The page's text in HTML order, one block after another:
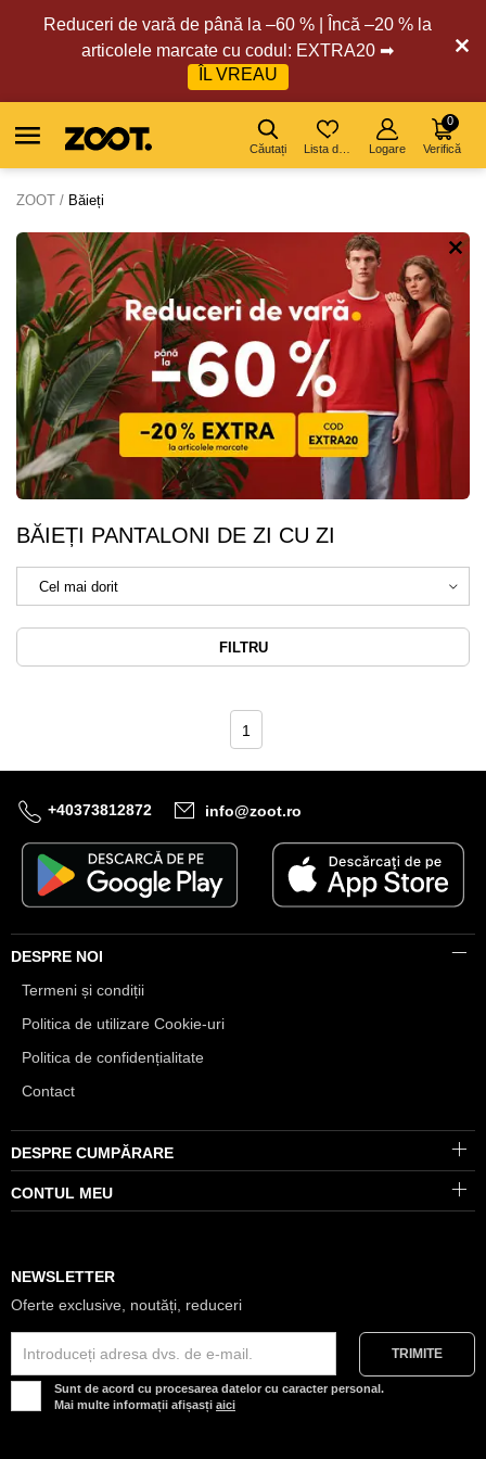
Reduceri de vară de până la –60 % | Încă –20 % la
articolele marcate cu codul: EXTRA20 ➡
ÎL VREAU
Căutați Logare Verifică
0
ZOOT Băieți
BĂIEȚI PANTALONI DE ZI CU ZI
FILTRU
1
+40373812872 info@zoot.ro
DESPRE NOI
Termeni și condiții
Politica de utilizare Cookie-uri
Politica de confidențialitate
Contact
DESPRE CUMPĂRARE
CONTUL MEU
NEWSLETTER
Oferte exclusive, noutăți, reduceri
Sunt de acord cu procesarea datelor cu caracter personal.
Mai multe informații afișasți aici